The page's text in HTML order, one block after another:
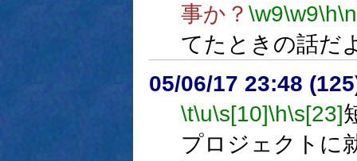
事か？ \w9\w9\h\n
てたときの話だ
05/06/17 23:48
\t\u\s[10]\h\s[23]
プロジェクトに